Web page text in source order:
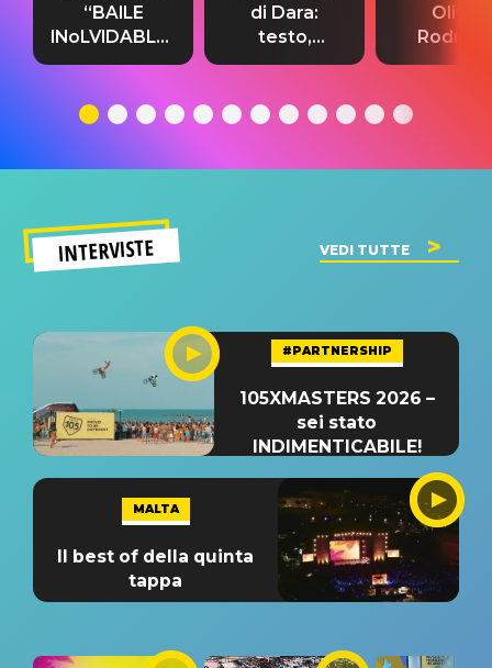
“BAILE
INoLVIDABLE”:
testo,
significato
di Dara:
testo,
traduzione e
del singolo
Olivia
testo,
INTERVISTE VEDI TUTTE
#PARTNERSHIP
105XMASTERS 2026 –
sei stato
INDIMENTICABILE!
MALTA
Il best of della quinta
tappa